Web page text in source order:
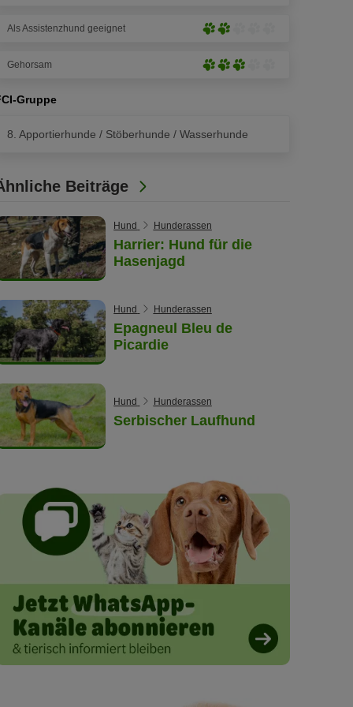
5
ausgeprägt
von
Als Assistenzhund geeignet
Schwach
(2
Gehorsam
Mittelmäßig
5
Gruppe
8. Apportierhunde / Stöberhunde / Wasserhunde
Beiträge
Hund Hunderassen
Harrier: Hund für die
Hasenjagd
Hund Hunderassen
Epagneul Bleu de
Picardie
Hund Hunderassen
Serbischer Laufhund